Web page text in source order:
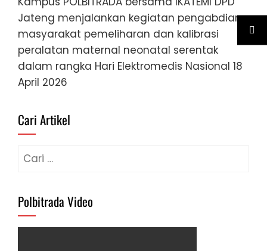
Jateng menjalankan kegiatan pengabdian
masyarakat pemeliharan dan kalibrasi
peralatan maternal neonatal serentak
dalam rangka Hari Elektromedis Nasional 18
April 2026
Cari Artikel
Cari
Polbitrada Video